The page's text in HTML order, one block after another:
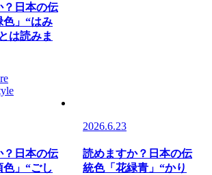
？日本の伝
色」“はみ
は読みま
？日本の伝
」“ごし
2026.6.23
読めますか？日本の伝
統色「花緑青」“かり